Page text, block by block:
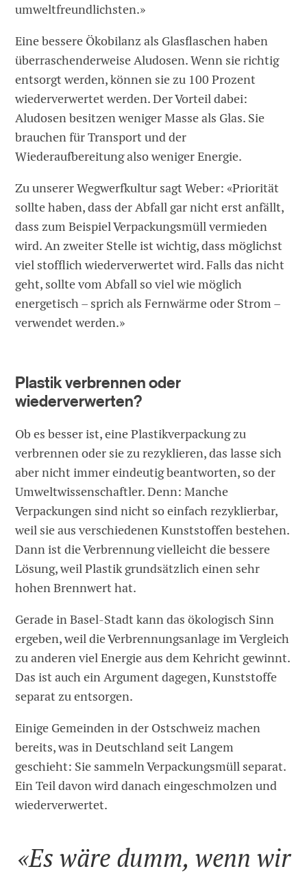
umweltfreundlichsten.»
Eine bessere Ökobilanz als Glasflaschen haben
überraschenderweise Aludosen. Wenn sie richtig
entsorgt werden, können sie zu 100 Prozent
wiederverwertet werden. Der Vorteil dabei:
Aludosen besitzen weniger Masse als Glas. Sie
brauchen für Transport und der
Wiederaufbereitung also weniger Energie.
Zu unserer Wegwerfkultur sagt Weber: «Priorität
sollte haben, dass der Abfall gar nicht erst anfällt,
dass zum Beispiel Verpackungsmüll vermieden
wird. An zweiter Stelle ist wichtig, dass möglichst
viel stofflich wiederverwertet wird. Falls das nicht
geht, sollte vom Abfall so viel wie möglich
energetisch – sprich als Fernwärme oder Strom –
verwendet werden.»
Plastik verbrennen oder
wiederverwerten?
Ob es besser ist, eine Plastikverpackung zu
verbrennen oder sie zu rezyklieren, das lasse sich
aber nicht immer eindeutig beantworten, so der
Umweltwissenschaftler. Denn: Manche
Verpackungen sind nicht so einfach rezyklierbar,
weil sie aus verschiedenen Kunststoffen bestehen.
Dann ist die Verbrennung vielleicht die bessere
Lösung, weil Plastik grundsätzlich einen sehr
hohen Brennwert hat.
Gerade in Basel-Stadt kann das ökologisch Sinn
ergeben, weil die Verbrennungsanlage im Vergleich
zu anderen viel Energie aus dem Kehricht gewinnt.
Das ist auch ein Argument dagegen, Kunststoffe
separat zu entsorgen.
Einige Gemeinden in der Ostschweiz machen
bereits, was in Deutschland seit Langem
geschieht: Sie sammeln Verpackungsmüll separat.
Ein Teil davon wird danach eingeschmolzen und
wiederverwertet.
«Es wäre dumm, wenn wir